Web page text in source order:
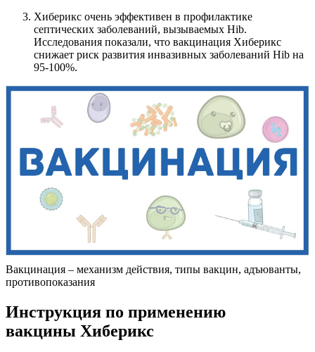
Хиберикс очень эффективен в профилактике
септических заболеваний, вызываемых Hib.
Исследования показали, что вакцинация Хиберикс
снижает риск развития инвазивных заболеваний Hib на
95-100%.
Вакцинация – механизм действия, типы вакцин, адъюванты,
противопоказания
Инструкция по применению
вакцины Хиберикс